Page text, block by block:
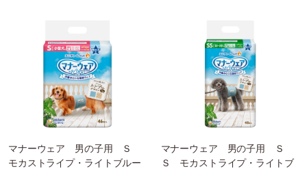
マナーウェア 男の子用 Ｓ
モカストライプ・ライトブルー
マナーウェア 男の子用 Ｓ
Ｓ モカストライプ・ライトブ